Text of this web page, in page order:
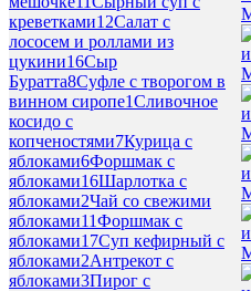
креветками12Салат с
лососем и роллами из
цукини16Сыр
Буратта8Суфле с творогом в
винном сиропе1Сливочное
косидо с
копченостями7Курица с
яблоками6Форшмак с
яблоками16Шарлотка с
яблоками2Чай со свежими
яблоками11Форшмак с
яблоками17Суп кефирный с
яблоками2Антрекот с
яблоками3Пирог с